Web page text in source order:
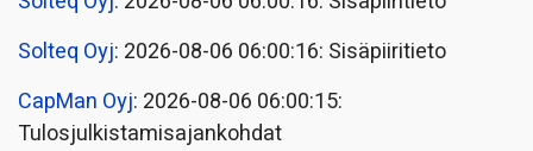
Solteq Oyj: 2026-08-06 06:00:16: Sisäpiiritieto
CapMan Oyj: 2026-08-06 06:00:15:
Tulosjulkistamisajankohdat